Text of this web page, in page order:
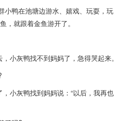
鸭在池塘边游水、嬉戏、玩耍，玩
，就跟着金鱼游开了。
灰鸭找不到妈妈了，急得哭起来。
小灰鸭找到妈妈说：“以后，我再也